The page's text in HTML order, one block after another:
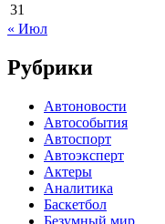
31
« Июл
Рубрики
Автоновости
Автособытия
Автоспорт
Автоэксперт
Актеры
Аналитика
Баскетбол
Безумный мир